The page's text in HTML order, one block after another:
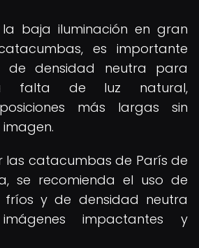
baja iluminación en gran
es importante
de densidad neutra para
falta de luz natural,
más largas sin
catacumbas de París de
se recomienda el uso de
y de densidad neutra
impactantes y